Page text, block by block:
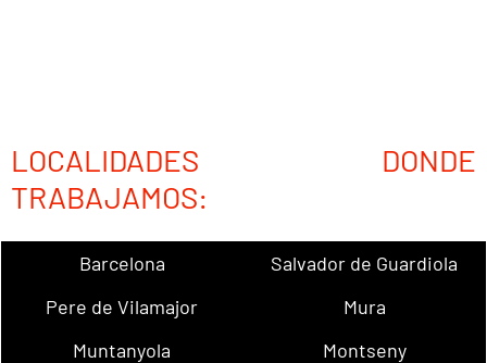
LOCALIDADES DONDE
TRABAJAMOS:
Barcelona
Salvador de Guardiola
Pere de Vilamajor
Mura
Muntanyola
Montseny